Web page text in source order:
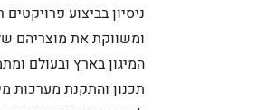
ניסיון בביצוע
ומשווקת את מוצריהם
המיגון בארץ ובעולם
תכנון והתקנת מערכות